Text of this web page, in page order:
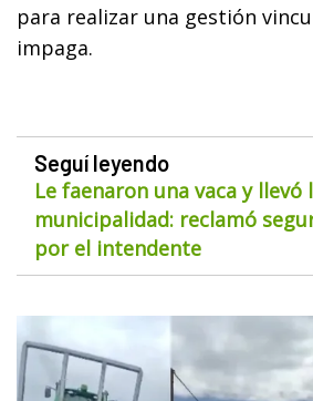
para realizar una gestión
impaga.
Seguí leyendo
Le faenaron una vaca y llevó
municipalidad: reclamó
por el intendente